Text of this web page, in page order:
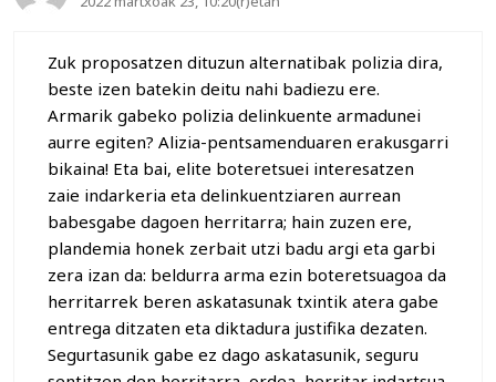
Zuk proposatzen dituzun alternatibak polizia dira,
beste izen batekin deitu nahi badiezu ere.
Armarik gabeko polizia delinkuente armadunei
aurre egiten? Alizia-pentsamenduaren erakusgarri
bikaina! Eta bai, elite boteretsuei interesatzen
zaie indarkeria eta delinkuentziaren aurrean
babesgabe dagoen herritarra; hain zuzen ere,
plandemia honek zerbait utzi badu argi eta garbi
zera izan da: beldurra arma ezin boteretsuagoa da
herritarrek beren askatasunak txintik atera gabe
entrega ditzaten eta diktadura justifika dezaten.
Segurtasunik gabe ez dago askatasunik, seguru